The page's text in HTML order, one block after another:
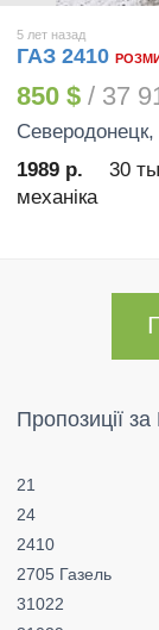
5 лет назад
ГАЗ 2410
850 $ / 37
Северодонецк,
1989 р.
30
механіка
Пропозиції
21
24
2410
2705 Газель
31022